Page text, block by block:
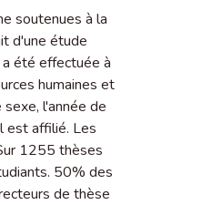
soutenues à la
d'une étude
été effectuée à
humaines et
l'année de
est affilié. Les
1255 thèses
50% des
de thèse